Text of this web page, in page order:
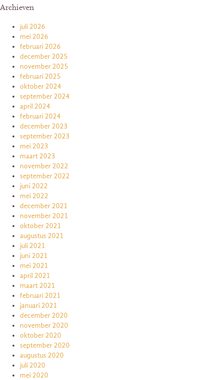
Archieven
juli 2026
mei 2026
februari 2026
december 2025
november 2025
februari 2025
oktober 2024
september 2024
april 2024
februari 2024
december 2023
september 2023
mei 2023
maart 2023
november 2022
september 2022
juni 2022
mei 2022
december 2021
november 2021
oktober 2021
augustus 2021
juli 2021
juni 2021
mei 2021
april 2021
maart 2021
februari 2021
januari 2021
december 2020
november 2020
oktober 2020
september 2020
augustus 2020
juli 2020
mei 2020